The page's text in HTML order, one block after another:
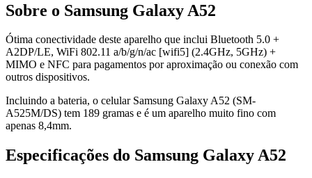
Sobre o Samsung Galaxy A52
Ótima conectividade deste aparelho que inclui Bluetooth 5.0 +
A2DP/LE, WiFi 802.11 a/b/g/n/ac [wifi5] (2.4GHz, 5GHz) +
MIMO e NFC para pagamentos por aproximação ou conexão com
outros dispositivos.
Incluindo a bateria, o celular Samsung Galaxy A52 (SM-
A525M/DS) tem 189 gramas e é um aparelho muito fino com
apenas 8,4mm.
Especificações do Samsung Galaxy A52